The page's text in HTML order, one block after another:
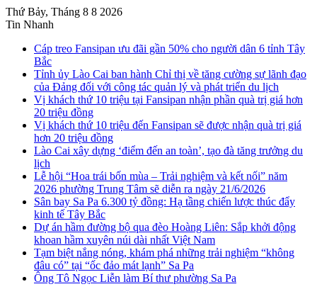
Thứ Bảy, Tháng 8 8 2026
Tin Nhanh
Cáp treo Fansipan ưu đãi gần 50% cho người dân 6 tỉnh Tây
Bắc
Tỉnh ủy Lào Cai ban hành Chỉ thị về tăng cường sự lãnh đạo
của Đảng đối với công tác quản lý và phát triển du lịch
Vị khách thứ 10 triệu tại Fansipan nhận phần quà trị giá hơn
20 triệu đồng
Vị khách thứ 10 triệu đến Fansipan sẽ được nhận quà trị giá
hơn 20 triệu đồng
Lào Cai xây dựng ‘điểm đến an toàn’, tạo đà tăng trưởng du
lịch
Lễ hội “Hoa trái bốn mùa – Trải nghiệm và kết nối” năm
2026 phường Trung Tâm sẽ diễn ra ngày 21/6/2026
Sân bay Sa Pa 6.300 tỷ đồng: Hạ tầng chiến lược thúc đẩy
kinh tế Tây Bắc
Dự án hầm đường bộ qua đèo Hoàng Liên: Sắp khởi động
khoan hầm xuyên núi dài nhất Việt Nam
Tạm biệt nắng nóng, khám phá những trải nghiệm “không
đâu có” tại “ốc đảo mát lạnh” Sa Pa
Ông Tô Ngọc Liễn làm Bí thư phường Sa Pa